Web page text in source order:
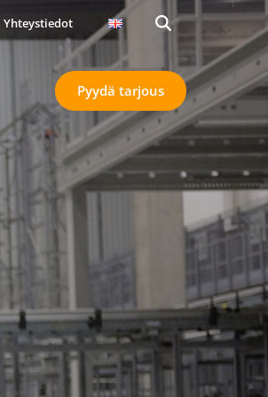
Yhteystiedot
Search
for:
Pyydä tarjous